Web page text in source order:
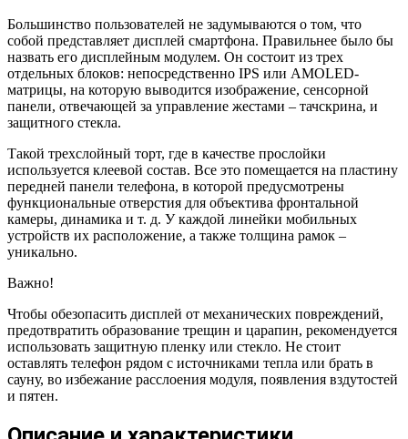
Большинство пользователей не задумываются о том, что
собой представляет дисплей смартфона. Правильнее было бы
назвать его дисплейным модулем. Он состоит из трех
отдельных блоков: непосредственно IPS или AMOLED-
матрицы, на которую выводится изображение, сенсорной
панели, отвечающей за управление жестами – тачскрина, и
защитного стекла.
Такой трехслойный торт, где в качестве прослойки
используется клеевой состав. Все это помещается на пластину
передней панели телефона, в которой предусмотрены
функциональные отверстия для объектива фронтальной
камеры, динамика и т. д. У каждой линейки мобильных
устройств их расположение, а также толщина рамок –
уникально.
Важно!
Чтобы обезопасить дисплей от механических повреждений,
предотвратить образование трещин и царапин, рекомендуется
использовать защитную пленку или стекло. Не стоит
оставлять телефон рядом с источниками тепла или брать в
сауну, во избежание расслоения модуля, появления вздутостей
и пятен.